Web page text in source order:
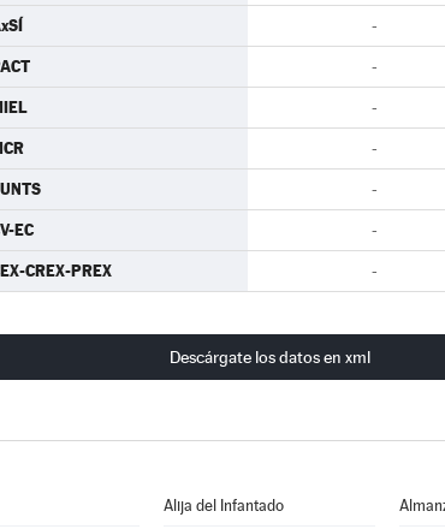
-
-
-
-
-
EC -
CREX-PREX -
Descárgate los datos en xml
Alija del Infantado